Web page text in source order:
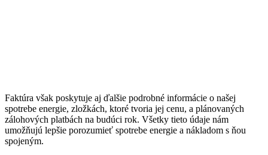
Faktúra však poskytuje aj ďalšie podrobné informácie o našej
spotrebe energie, zložkách, ktoré tvoria jej cenu, a plánovaných
zálohových platbách na budúci rok. Všetky tieto údaje nám
umožňujú lepšie porozumieť spotrebe energie a nákladom s ňou
spojeným.